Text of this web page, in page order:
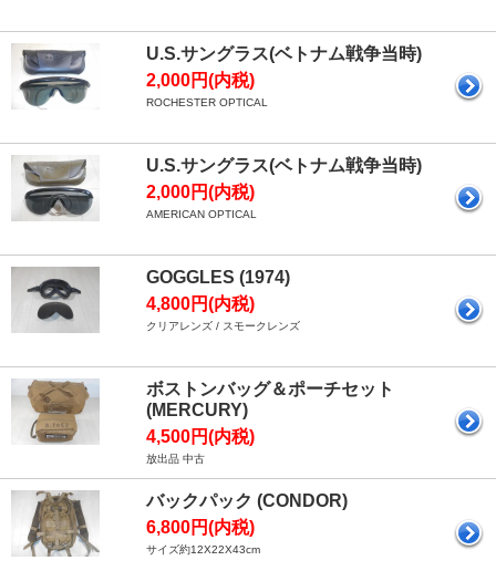
U.S.サングラス(ベトナム戦争当時)
2,000円(内税)
ROCHESTER OPTICAL
U.S.サングラス(ベトナム戦争当時)
2,000円(内税)
AMERICAN OPTICAL
GOGGLES (1974)
4,800円(内税)
クリアレンズ / スモークレンズ
ボストンバッグ＆ポーチセット
(MERCURY)
4,500円(内税)
放出品 中古
バックパック (CONDOR)
6,800円(内税)
サイズ約12X22X43cm